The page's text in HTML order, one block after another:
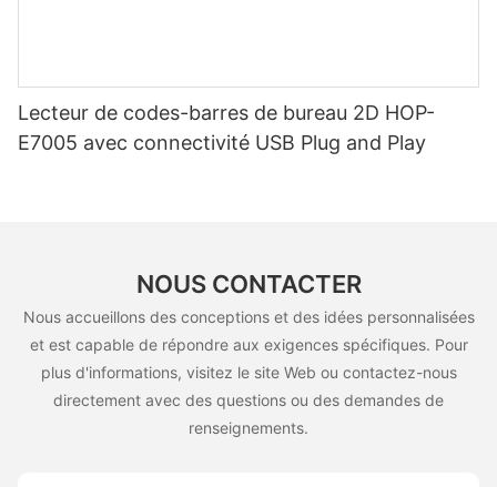
Lecteur de codes-barres de bureau 2D HOP-
E7005 avec connectivité USB Plug and Play
NOUS CONTACTER
Nous accueillons des conceptions et des idées personnalisées
et est capable de répondre aux exigences spécifiques. Pour
plus d'informations, visitez le site Web ou contactez-nous
directement avec des questions ou des demandes de
renseignements.